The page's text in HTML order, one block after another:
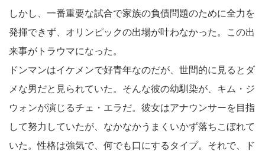
しかし、一番重要な試合で家族の負債問題のために全力を
発揮できず、オリンピックの出場が叶わなかった。この出
来事がトラウマになった。
ドンマンはイケメンで好青年なのだが、世間的に見るとダ
メな男だと見られていた。そんな彼の幼馴染が、キム・ジ
ウォンが演じるチェ・エラだ。彼女はアナウンサーを目指
して努力していたが、なかなかうまくいかず落ちこぼれて
いた。性格は強気で、何でも口にするタイプ。それで、ド